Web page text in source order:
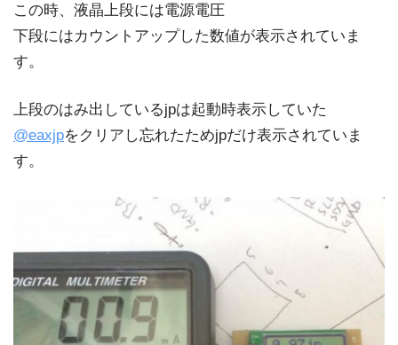
この時、液晶上段には電源電圧
下段にはカウントアップした数値が表示されていま
す。
上段のはみ出しているjpは起動時表示していた
@eaxjpをクリアし忘れたためjpだけ表示されていま
す。